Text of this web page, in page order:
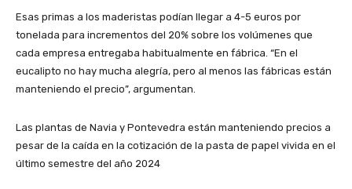
Esas primas a los maderistas podían llegar a 4-5 euros por
tonelada para incrementos del 20% sobre los volúmenes que
cada empresa entregaba habitualmente en fábrica. “En el
eucalipto no hay mucha alegría, pero al menos las fábricas están
manteniendo el precio”, argumentan.
Las plantas de Navia y Pontevedra están manteniendo precios a
pesar de la caída en la cotización de la pasta de papel vivida en el
último semestre del año 2024